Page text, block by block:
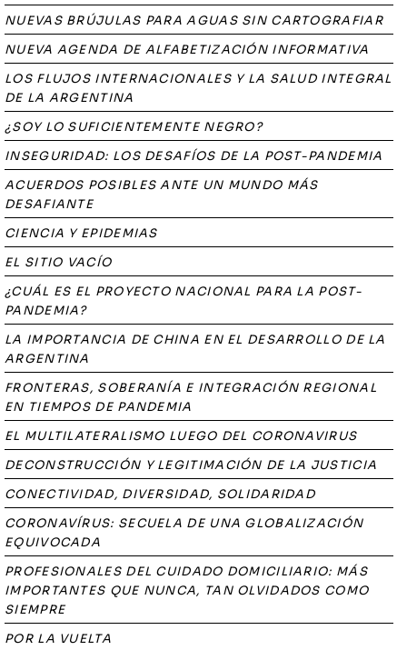
NUEVAS BRÚJULAS PARA AGUAS SIN CARTOGRAFIAR
NUEVA AGENDA DE ALFABETIZACIÓN INFORMATIVA
LOS FLUJOS INTERNACIONALES Y LA SALUD INTEGRAL
DE LA ARGENTINA
¿SOY LO SUFICIENTEMENTE NEGRO?
INSEGURIDAD: LOS DESAFÍOS DE LA POST-PANDEMIA
ACUERDOS POSIBLES ANTE UN MUNDO MÁS
DESAFIANTE
CIENCIA Y EPIDEMIAS
EL SITIO VACÍO
¿CUÁL ES EL PROYECTO NACIONAL PARA LA POST-
PANDEMIA?
LA IMPORTANCIA DE CHINA EN EL DESARROLLO DE LA
ARGENTINA
FRONTERAS, SOBERANÍA E INTEGRACIÓN REGIONAL
EN TIEMPOS DE PANDEMIA
EL MULTILATERALISMO LUEGO DEL CORONAVIRUS
DECONSTRUCCIÓN Y LEGITIMACIÓN DE LA JUSTICIA
CONECTIVIDAD, DIVERSIDAD, SOLIDARIDAD
CORONAVÍRUS: SECUELA DE UNA GLOBALIZACIÓN
EQUIVOCADA
PROFESIONALES DEL CUIDADO DOMICILIARIO: MÁS
IMPORTANTES QUE NUNCA, TAN OLVIDADOS COMO
SIEMPRE
POR LA VUELTA